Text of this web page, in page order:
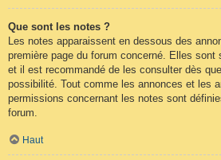
Que sont les notes ?
Les notes apparaissent en dessous des
première page du forum concerné. Elles sont
et il est recommandé de les consulter dès
possibilité. Tout comme les annonces et les
permissions concernant les notes sont
forum.
Haut